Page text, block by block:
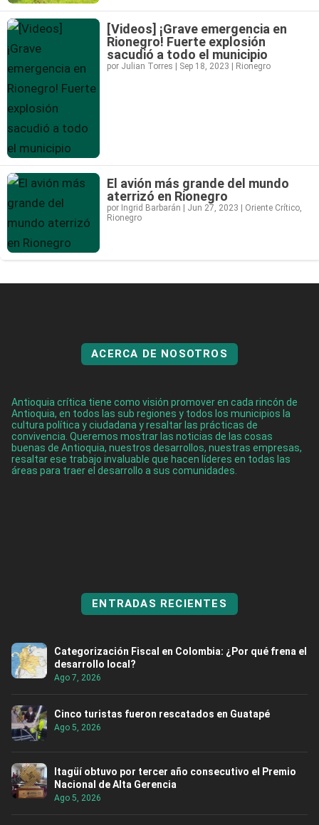
[Videos] ¡Grave emergencia en
Rionegro! Fuerte explosión
sacudió a todo el municipio
por Julian Torres | Sep 18, 2023 | Rionegro
El avión más grande del mundo
aterrizó en Rionegro
por Ingrid Barbarán | Jun 27, 2023 | Oriente Crítico,
Rionegro
ACERCA DE NOSOTROS
Antioquia crítica tiene como visión promover en cada rincón de
Antioquia, en todos las sub regiones y todos los municipios la
cultura política y ciudadana y resaltar las prácticas de
convivencia. Queremos mostrar las noticias de las cosas
buenas de Antioquia, nuestros desarrollos, nuestras empresas,
resaltar ese trabajo invaluable que hacen líderes en todas las
áreas para traer el desarrollo a sus comunidades.
ENTRADAS RECIENTES
Categorización Fiscal en Colombia: ¿Por qué frena el
desarrollo local?
Ago 7, 2026
Cinco turistas fueron rescatados en Guatapé
Ago 5, 2026
Itagüí obtuvo por tercer año consecutivo el Premio
Nacional de Alta Gerencia
Ago 5, 2026